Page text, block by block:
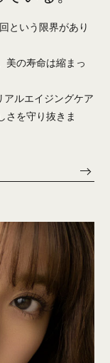
という限界があり
美の寿命は縮まっ
アルエイジングケア
さを守り抜きま